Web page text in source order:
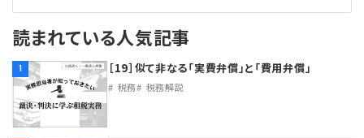
読まれている人気記事
1 ［19］似て非なる「実費弁償」と「費用弁償」
税務 税務解説